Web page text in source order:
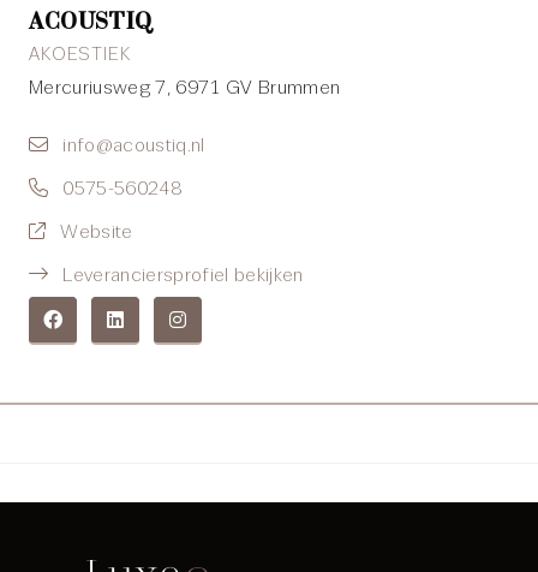
ACOUSTIQ
AKOESTIEK
Mercuriusweg 7, 6971 GV Brummen
info@acoustiq.nl
0575-560248
Website
Leveranciersprofiel bekijken